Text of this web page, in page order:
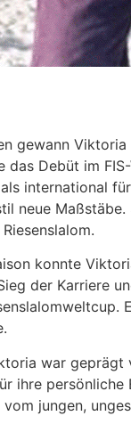
gewann
das Debüt im
international
neue
konnte
der Karriere
war geprägt
ihre
jungen,